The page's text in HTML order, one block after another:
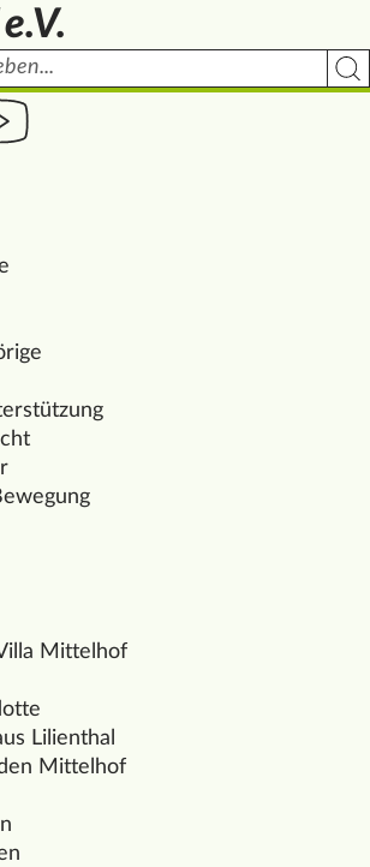
Mittelhof auf Facebook
des Mittelhof auf Instagram
zur Seite des Mittelhof auf Youtube
Mittelhof
Lilienthal
Mittelhof